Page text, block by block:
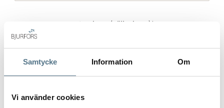
Samtycke Information Om
Vi använder cookies
Gatuadress (Välj adress) *
Postort*